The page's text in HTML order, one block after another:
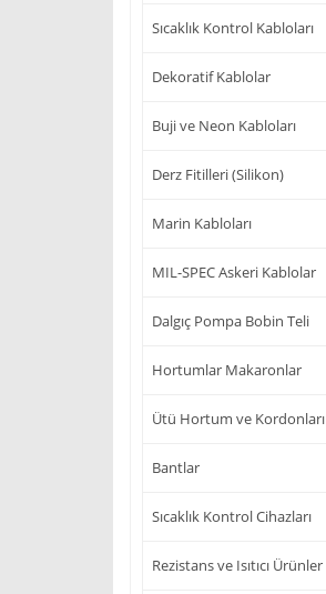
Sıcaklık Kontrol Kabloları
Dekoratif Kablolar
Buji ve Neon Kabloları
Derz Fitilleri (Silikon)
Marin Kabloları
MIL-SPEC Askeri Kablolar
Dalgıç Pompa Bobin Teli
Hortumlar Makaronlar
Ütü Hortum ve Kordonları
Bantlar
Sıcaklık Kontrol Cihazları
Rezistans ve Isıtıcı Ürünler